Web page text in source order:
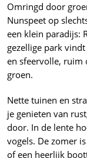
Omringd door
Nunspeet op
een klein paradijs:
gezellige park
en sfeervolle, ruim
groen.
Nette tuinen en
je genieten van
door. In de lente
vogels. De zomer
of een heerlijk